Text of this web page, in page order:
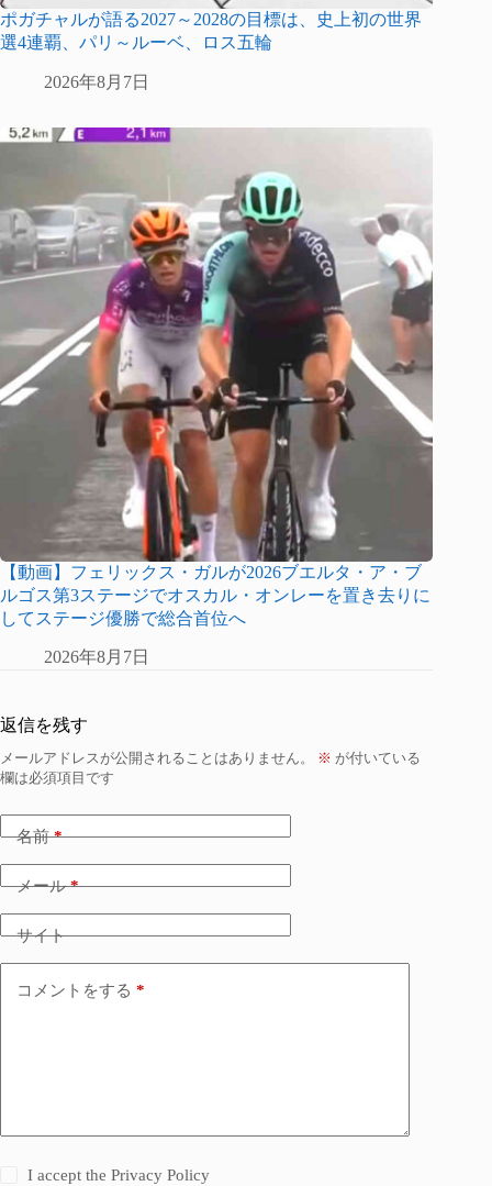
ポガチャルが語る2027～2028の目標は、史上初の世界
選4連覇、パリ～ルーベ、ロス五輪
2026年8月7日
【動画】フェリックス・ガルが2026ブエルタ・ア・ブ
ルゴス第3ステージでオスカル・オンレーを置き去りに
してステージ優勝で総合首位へ
2026年8月7日
返信を残す
メールアドレスが公開されることはありません。 ※ が付いている
欄は必須項目です
名前*
メール*
サイト
コメントをする *
I accept thePrivacy Policy